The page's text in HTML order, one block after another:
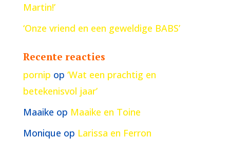
Martin!’
‘Onze vriend en een geweldige BABS’
Recente reacties
pornip op ‘Wat een prachtig en
betekenisvol jaar’
Maaike op Maaike en Toine
Monique op Larissa en Ferron